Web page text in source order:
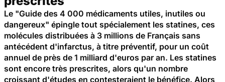
Le "Guide des 4 000 médicaments utiles, inutiles ou
dangereux" épingle tout spécialement les statines, ces
molécules distribuées à 3 millions de Français sans
antécédent d'infarctus, à titre préventif, pour un coût
annuel de près de 1 milliard d'euros par an. Les statines
sont encore très prescrites, alors qu'un nombre
croissant d'études en contesteraient le bénéfice. Alors